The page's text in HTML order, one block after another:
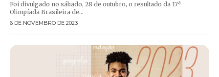
Foi divulgado no sábado, 28 de outubro, o resultado da 17ª
Olimpíada Brasileira de...
6 DE NOVEMBRO DE 2023